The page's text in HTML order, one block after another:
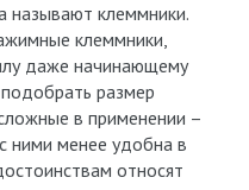
называют клеммники.
клеммники,
даже начинающему
подобрать размер
в применении –
ними менее удобна в
относят